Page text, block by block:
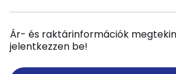
Ár- és raktárinformációk
jelentkezzen be!